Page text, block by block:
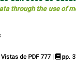
through the use of
Vistas de PDF 777 | pp.